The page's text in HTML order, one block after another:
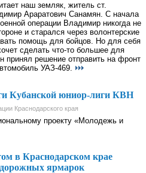
наш земляк, житель ст.
Араратович Санамян. С начала
операции Владимир никогда не
и старался через волонтерские
помощь для бойцов. Но для себя
сделать что-то большее для
принял решение отправить на фронт
УАЗ-469.
Кубанской юниор-лиги КВН
Краснодарского края
проекту «Молодежь и
в Краснодарском крае
ярмарок